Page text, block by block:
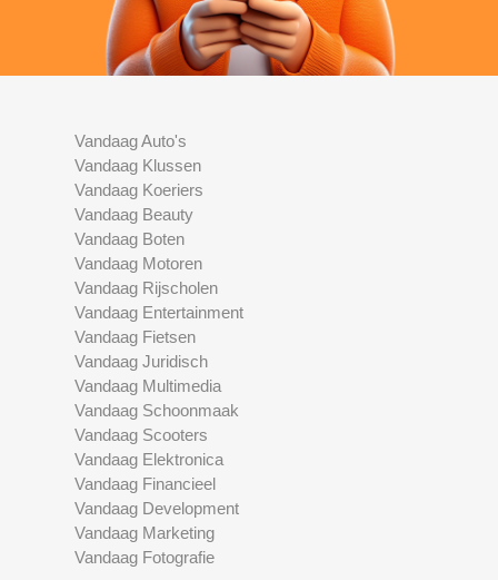
Vandaag Auto's
Vandaag Klussen
Vandaag Koeriers
Vandaag Beauty
Vandaag Boten
Vandaag Motoren
Vandaag Rijscholen
Vandaag Entertainment
Vandaag Fietsen
Vandaag Juridisch
Vandaag Multimedia
Vandaag Schoonmaak
Vandaag Scooters
Vandaag Elektronica
Vandaag Financieel
Vandaag Development
Vandaag Marketing
Vandaag Fotografie